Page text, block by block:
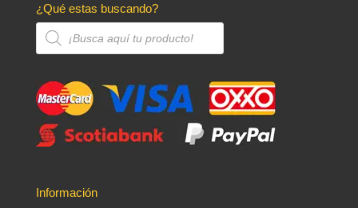
¿Qué estas buscando?
Búsqueda
de
productos
Información